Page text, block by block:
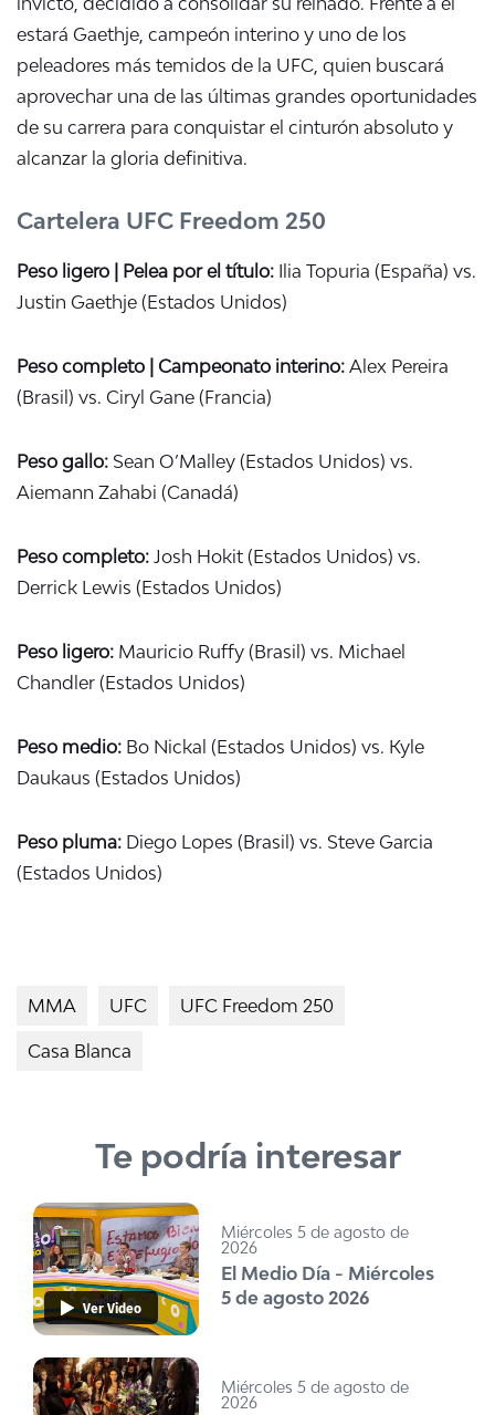
estará Gaethje, campeón interino y uno de los
peleadores más temidos de la UFC, quien buscará
aprovechar una de las últimas grandes oportunidades
de su carrera para conquistar el cinturón absoluto y
alcanzar la gloria definitiva.
Cartelera UFC Freedom 250
Peso ligero | Pelea por el título: Ilia Topuria (España) vs.
Justin Gaethje (Estados Unidos)
Peso completo | Campeonato interino: Alex Pereira
(Brasil) vs. Ciryl Gane (Francia)
Peso gallo: Sean O’Malley (Estados Unidos) vs.
Aiemann Zahabi (Canadá)
Peso completo: Josh Hokit (Estados Unidos) vs.
Derrick Lewis (Estados Unidos)
Peso ligero: Mauricio Ruffy (Brasil) vs. Michael
Chandler (Estados Unidos)
Peso medio: Bo Nickal (Estados Unidos) vs. Kyle
Daukaus (Estados Unidos)
Peso pluma: Diego Lopes (Brasil) vs. Steve Garcia
(Estados Unidos)
MMA UFC UFC Freedom 250
Casa Blanca
Te podría interesar
Ver Video
Miércoles 5 de agosto de
2026
El Medio Día - Miércoles
5 de agosto 2026
Miércoles 5 de agosto de
2026